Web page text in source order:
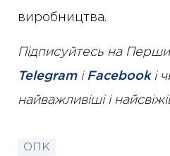
виробництва.
Підписуйтесь на
Telegramі Facebookі
найважливіші і
ОПК